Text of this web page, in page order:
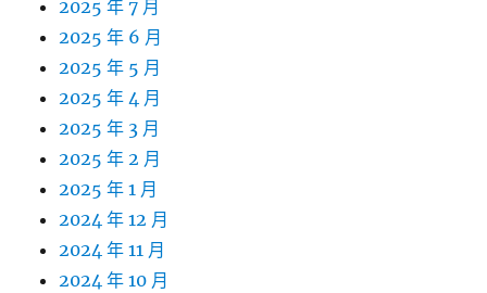
2025 年 7 月
2025 年 6 月
2025 年 5 月
2025 年 4 月
2025 年 3 月
2025 年 2 月
2025 年 1 月
2024 年 12 月
2024 年 11 月
2024 年 10 月